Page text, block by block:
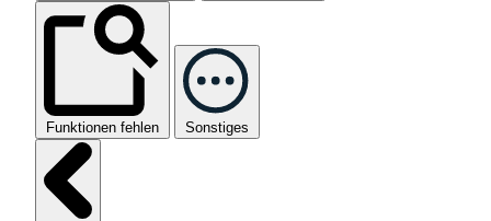
Funktionen fehlen Sonstiges